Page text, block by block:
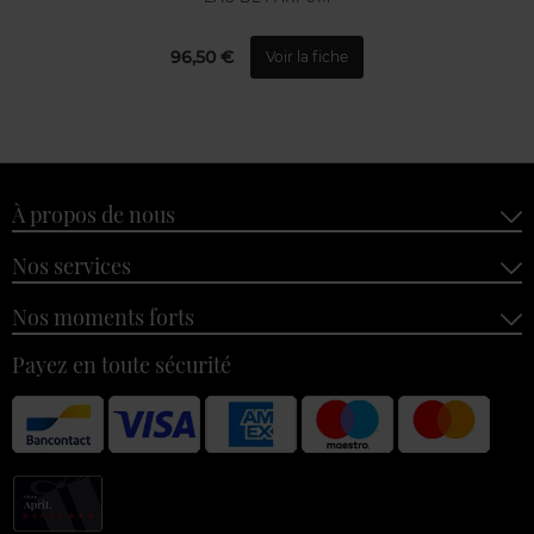
96,50 € Voir la fiche
À propos de nous
Nos services
Nos moments forts
Payez en toute sécurité